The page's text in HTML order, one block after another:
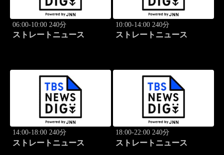
06:00-10:00 240分
ストレートニュース
10:00-14:00 240分
ストレートニュース
14:00-18:00 240分
ストレートニュース
18:00-22:00 240分
ストレートニュース